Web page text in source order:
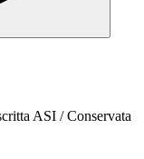
ASI / Conservata